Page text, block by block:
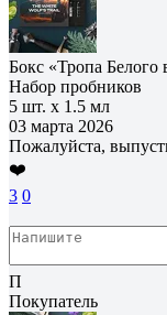
Бокс «Тропа Белого
Набор пробников
5 шт. х 1.5 мл
03 марта 2026
Пожалуйста,
❤️
3 0
П
Покупатель